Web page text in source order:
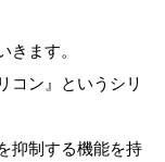
きます。
コン』というシリ
抑制する機能を持